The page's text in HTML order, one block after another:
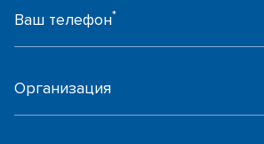
Ваш телефон*
Организация